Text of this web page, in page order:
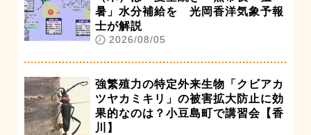
暑」水分補給を 光岡香洋気象予報
士が解説
2026/08/05
強繁殖力の特定外来生物「クビアカ
ツヤカミキリ」の被害拡大防止に効
果的なのは？小豆島町で講習会【香
川】